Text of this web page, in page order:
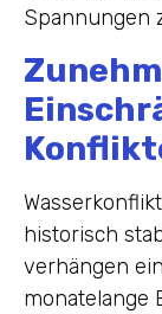
Spannungen
historisch
verhängen
monatelange